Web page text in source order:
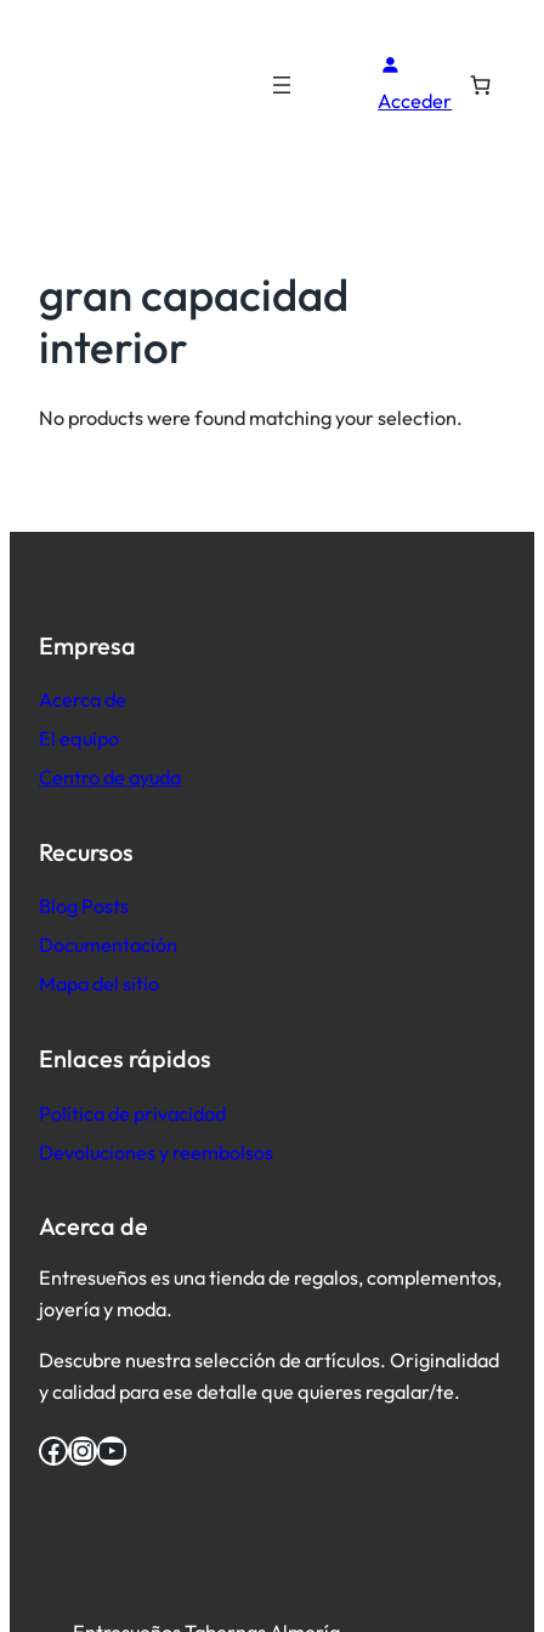
Acceder
gran capacidad
interior
No products were found matching your selection.
Empresa
Acerca de
El equipo
Centro de ayuda
Recursos
Blog Posts
Documentación
Mapa del sitio
Enlaces rápidos
Política de privacidad
Devoluciones y reembolsos
Acerca de
Entresueños es una tienda de regalos, complementos,
joyería y moda.
Descubre nuestra selección de artículos. Originalidad
y calidad para ese detalle que quieres regalar/te.
Facebook InstagramYouTube